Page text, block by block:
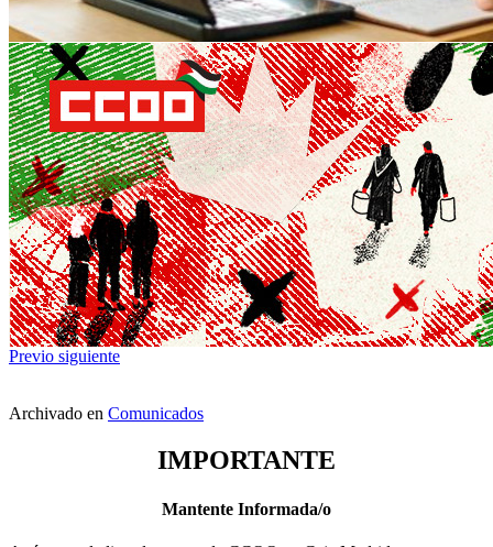
Previo siguiente
Archivado en Comunicados
IMPORTANTE
Mantente Informada/o